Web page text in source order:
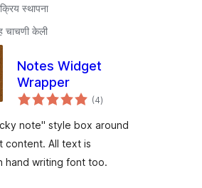
स्थापना
चाचणी केली
Notes Widget
Wrapper
(4एकूण
मूल्यांकन
)
note" style box around
content. All text is
hand writing font too.